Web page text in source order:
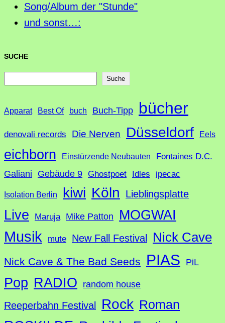
Song/Album der "Stunde"
und sonst…:
SUCHE
c
Suche
Apparat Best Of buch Buch-Tipp bücher
denovali records Die Nerven Düsseldorf Eels
eichborn Einstürzende Neubauten Fontaines D.C.
Galiani Gebäude 9 Ghostpoet Idles ipecac
Isolation Berlin kiwi Köln Lieblingsplatte
Live Maruja Mike Patton MOGWAI
Musik mute New Fall Festival Nick Cave
Nick Cave & The Bad Seeds PIAS PiL
Pop RADIO random house
Reeperbahn Festival Rock Roman